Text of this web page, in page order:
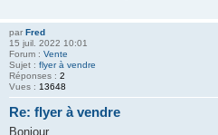
par Fred
15 juil. 2022 10:01
Forum : Vente
Sujet : flyer à vendre
Réponses : 2
Vues : 13648
Re: flyer à vendre
Bonjour